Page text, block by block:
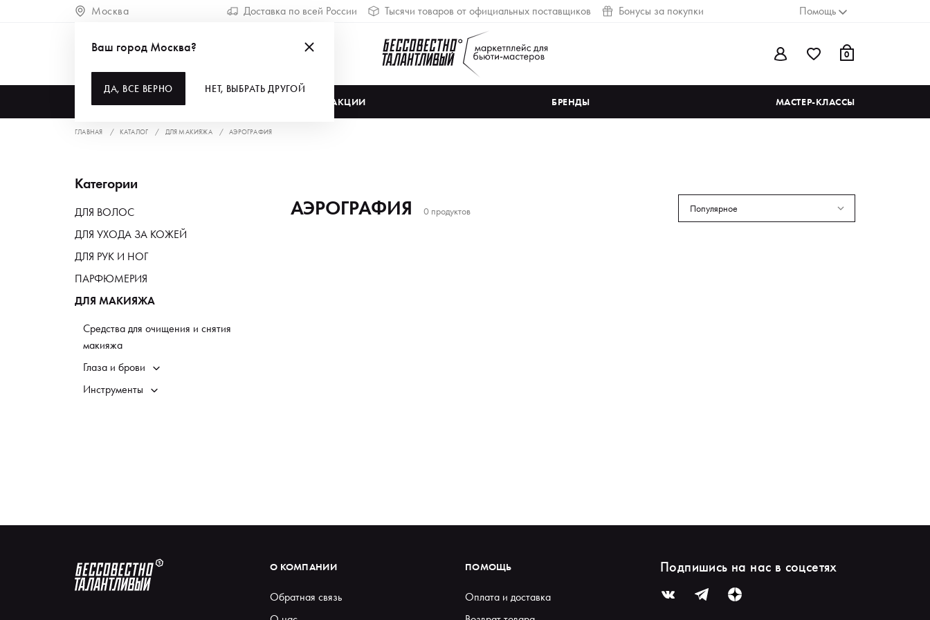
Москва Доставка по всей России Тысячи товаров от официальных поставщиков Бонусы за покупки Помощь
0
АКЦИИ БРЕНДЫ МАСТЕР-КЛАССЫ
Ваш город Москва?
ДА, ВСЕ ВЕРНО НЕТ, ВЫБРАТЬ ДРУГОЙ
ГЛАВНАЯ КАТАЛОГ ДЛЯ МАКИЯЖА АЭРОГРАФИЯ
Категории
ДЛЯ ВОЛОС
ДЛЯ УХОДА ЗА КОЖЕЙ
ДЛЯ РУК И НОГ
ПАРФЮМЕРИЯ
ДЛЯ МАКИЯЖА
Средства для очищения и снятия
макияжа
Глаза и брови
Инструменты
АЭРОГРАФИЯ 0 продуктов Популярное
О КОМПАНИИ
Обратная связь
ПОМОЩЬ
Оплата и доставка
Подпишись на нас в соцсетях